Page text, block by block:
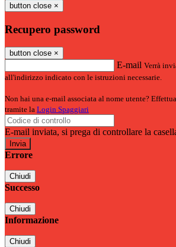
button close ×
Recupero password
button close ×
E-mail Verrà
all'indirizzo indicato con le istruzioni necessarie.
Non hai una e-mail associata al nome utente?
tramite la Login Spaggiari
E-mail inviata, si prega di controllare la
Errore
Chiudi
Successo
Chiudi
Informazione
Chiudi